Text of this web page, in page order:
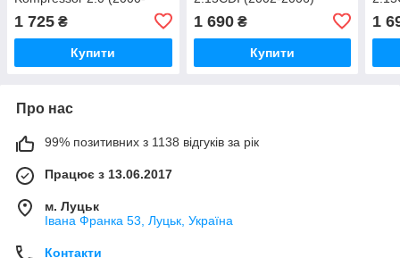
1 725 ₴
Купити
1 690₴
Купити
1
Про нас
99% позитивних з 1138 відгуків за рік
Працює з 13.06.2017
м. Луцьк
Івана Франка 53, Луцьк, Україна
Контакти